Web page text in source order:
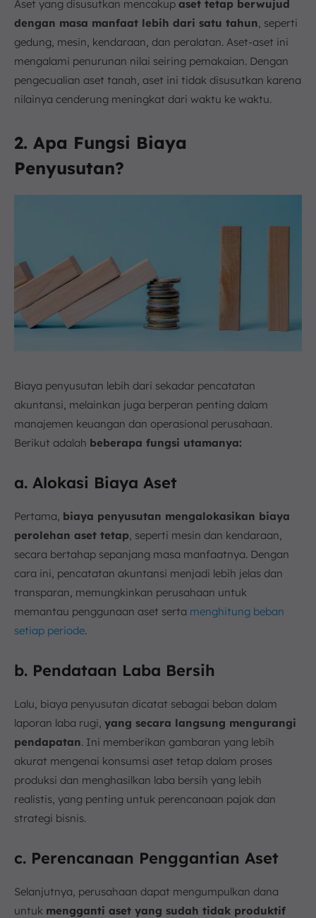
Aset yang disusutkan mencakup aset tetap berwujud
dengan masa manfaat lebih dari satu tahun, seperti
gedung, mesin, kendaraan, dan peralatan. Aset-aset ini
mengalami penurunan nilai seiring pemakaian. Dengan
pengecualian aset tanah, aset ini tidak disusutkan karena
nilainya cenderung meningkat dari waktu ke waktu.
2. Apa Fungsi Biaya
Penyusutan?
Biaya penyusutan lebih dari sekadar pencatatan
akuntansi, melainkan juga berperan penting dalam
manajemen keuangan dan operasional perusahaan.
Berikut adalah beberapa fungsi utamanya:
a. Alokasi Biaya Aset
Pertama, biaya penyusutan mengalokasikan biaya
perolehan aset tetap , seperti mesin dan kendaraan,
secara bertahap sepanjang masa manfaatnya. Dengan
cara ini, pencatatan akuntansi menjadi lebih jelas dan
transparan, memungkinkan perusahaan untuk
memantau penggunaan aset serta menghitung beban
setiap periode.
b. Pendataan Laba Bersih
Lalu, biaya penyusutan dicatat sebagai beban dalam
laporan laba rugi, yang secara langsung mengurangi
pendapatan. Ini memberikan gambaran yang lebih
akurat mengenai konsumsi aset tetap dalam proses
produksi dan menghasilkan laba bersih yang lebih
realistis, yang penting untuk perencanaan pajak dan
strategi bisnis.
c. Perencanaan Penggantian Aset
Selanjutnya, perusahaan dapat mengumpulkan dana
untuk mengganti aset yang sudah tidak produktif